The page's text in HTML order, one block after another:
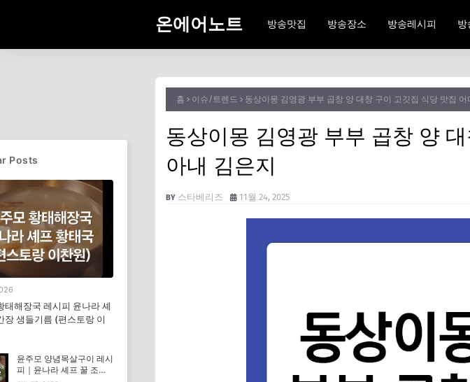
온에어노트 방송맛집 방송장소 방송레시피 방
홈 이슈/트렌드 동상이몽 김영광 부부 곱창 양 대창 구이 고깃집 식당 맛집 어
동상이몽 김영광 부부 곱창 양
아내 김은지
스타베리즈 11월 24, 2025
Posts
태해장국 레시피 윤나라 셰
장 생들기름 (편스토랑 이
윤주모 양념목살구이 레시
피｜윤나라 셰프 꿀 조선